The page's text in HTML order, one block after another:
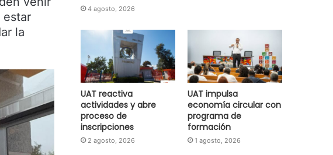
estar
la
4 agosto, 2026
UAT reactiva
actividades y abre
proceso de
inscripciones
2 agosto, 2026
UAT impulsa
economía circular con
programa de
formación
1 agosto, 2026